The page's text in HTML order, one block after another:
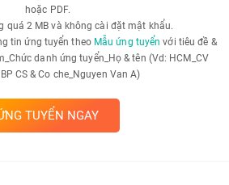
hoặc PDF.
quá 2 MB và không cài đặt mật khẩu.
tin ứng tuyển theo Mẫu ứng tuyển với tiêu đề &
danh ứng tuyển_Họ & tên (Vd: HCM_CV
BP CS & Co che_Nguyen Van A)
TUYỂN NGAY